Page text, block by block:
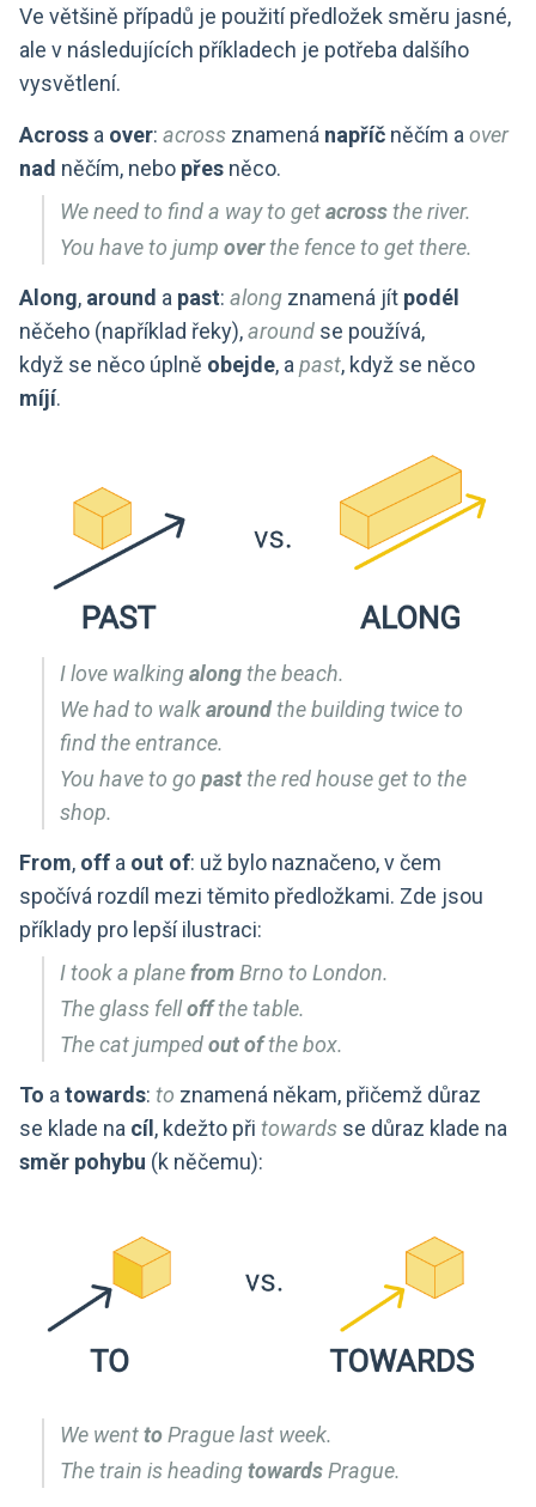
Ve většině případů je použití předložek směru jasné,
ale v následujících příkladech je potřeba dalšího
vysvětlení.
Across a over: across znamená napříč něčím a over
nad něčím, nebo přes něco.
We need to find a way to getacrossthe river.
You have to jump overthe fence to get there.
Along, around a past: along znamená jít podél
něčeho (například řeky),around se používá,
když se něco úplně obejde, a past, když se něco
míjí.
I love walkingalongthe beach.
We had to walkaroundthe building twice to
find the entrance.
You have to go pastthe red house get to the
shop.
From, off a out of: už bylo naznačeno, v čem
spočívá rozdíl mezi těmito předložkami. Zde jsou
příklady pro lepší ilustraci:
I took a planefromBrno to London.
The glass felloffthe table.
The cat jumpedout ofthe box.
To atowards: to znamená někam, přičemž důraz
se klade na cíl , kdežto při towards se důraz klade na
směr pohybu (k něčemu):
We wenttoPrague last week.
The train is headingtowardsPrague.